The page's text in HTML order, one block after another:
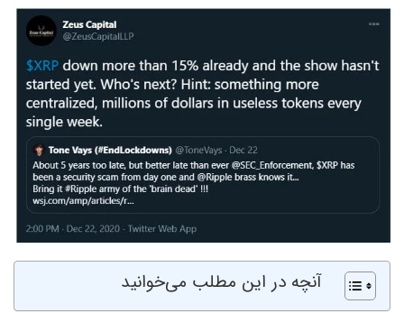
آنچه در این مطلب می‌خوانید